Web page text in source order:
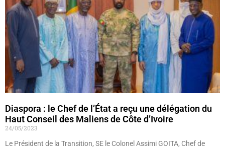
Diaspora : le Chef de l’État a reçu une délégation du
Haut Conseil des Maliens de Côte d’Ivoire
24/05/2023
Le Président de la Transition, SE le Colonel Assimi GOITA, Chef de